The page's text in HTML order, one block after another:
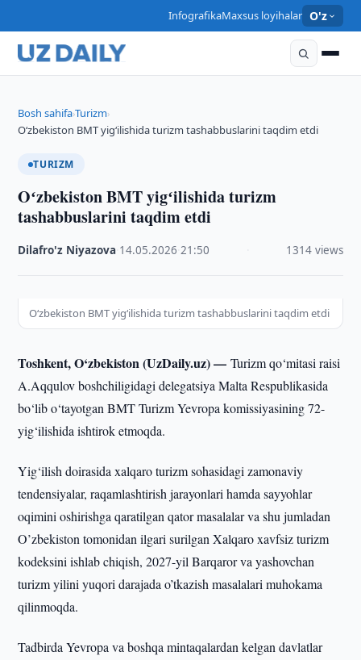
InfografikaMaxsus loyihalar O'z
Bosh sahifa›Turizm›
Oʻzbekiston BMT yigʻilishida turizm tashabbuslarini taqdim etdi
TURIZM
Oʻzbekiston BMT yigʻilishida turizm
tashabbuslarini taqdim etdi
Dilafro'z Niyazova 14.05.2026 ·21:50 1314 views
Oʻzbekiston BMT yigʻilishida turizm tashabbuslarini taqdim etdi
Toshkent, O‘zbekiston (UzDaily.uz) —Turizm qo‘mitasi raisi
A.Aqqulov boshchiligidagi delegatsiya Malta Respublikasida
bo‘lib o‘tayotgan BMT Turizm Yevropa komissiyasining 72-
yig‘ilishida ishtirok etmoqda.
Yig‘ilish doirasida xalqaro turizm sohasidagi zamonaviy
tendensiyalar, raqamlashtirish jarayonlari hamda sayyohlar
oqimini oshirishga qaratilgan qator masalalar va shu jumladan
O’zbekiston tomonidan ilgari surilgan Xalqaro xavfsiz turizm
kodeksini ishlab chiqish, 2027-yil Barqaror va yashovchan
turizm yilini yuqori darajada o’tkazish masalalari muhokama
qilinmoqda.
Tadbirda Yevropa va boshqa mintaqalardan kelgan davlatlar